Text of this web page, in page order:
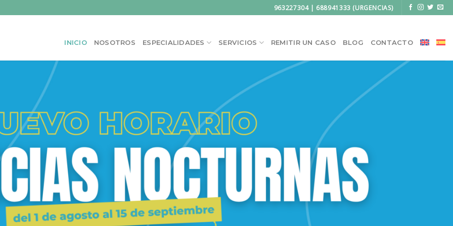
963227304 | 688941333 (URGENCIAS)
INICIO NOSOTROS ESPECIALIDADES SERVICIOS REMITIR UN CASO BLOG CONTACTO